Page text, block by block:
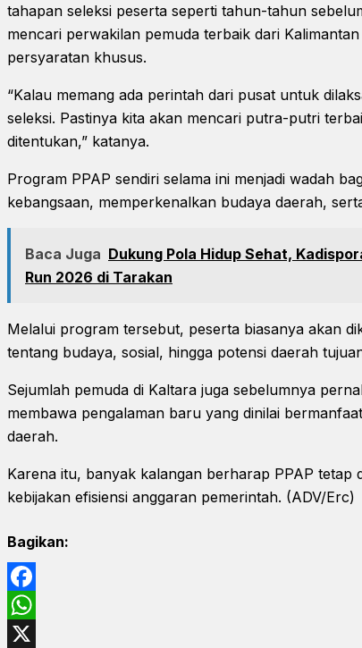
tahapan seleksi peserta seperti tahun-tahun
mencari perwakilan pemuda terbaik dari
persyaratan khusus.
“Kalau memang ada perintah dari pusat untuk
seleksi. Pastinya kita akan mencari putra-putri
ditentukan,” katanya.
Program PPAP sendiri selama ini menjadi wadah
kebangsaan, memperkenalkan budaya daerah,
Baca Juga Dukung Pola Hidup Sehat,
Run 2026 di Tarakan
Melalui program tersebut, peserta biasanya akan
tentang budaya, sosial, hingga potensi daerah
Sejumlah pemuda di Kaltara juga sebelumnya
membawa pengalaman baru yang dinilai
daerah.
Karena itu, banyak kalangan berharap PPAP tetap
kebijakan efisiensi anggaran pemerintah. (ADV/Erc)
Bagikan:
Facebook
WhatsApp